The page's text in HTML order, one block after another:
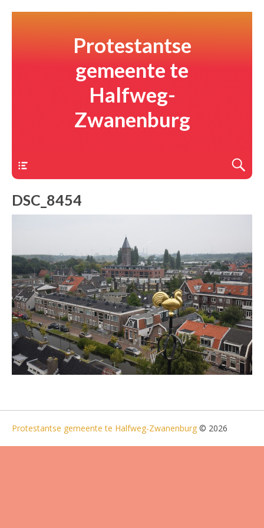
Protestantse
gemeente te
Halfweg-
Zwanenburg
DSC_8454
Protestantse gemeente te Halfweg-Zwanenburg © 2026